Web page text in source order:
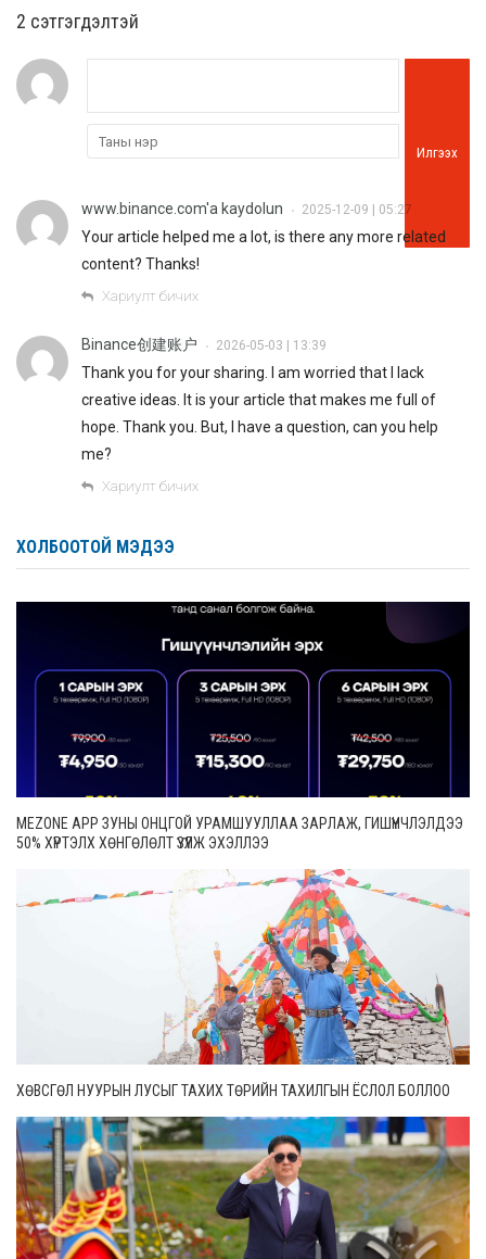
2 cэтгэгдэлтэй
Илгээх
www.binance.com'a kaydolun • 2025-12-09 | 05:27
Your article helped me a lot, is there any more related
content? Thanks!
Хариулт бичих
Binance创建账户 • 2026-05-03 | 13:39
Thank you for your sharing. I am worried that I lack
creative ideas. It is your article that makes me full of
hope. Thank you. But, I have a question, can you help
me?
Хариулт бичих
ХОЛБООТОЙ МЭДЭЭ
MEZONE APP ЗУНЫ ОНЦГОЙ УРАМШУУЛЛАА ЗАРЛАЖ, ГИШҮҮНЧЛЭЛДЭЭ
50% ХҮРТЭЛХ ХӨНГӨЛӨЛТ ҮЗҮҮЛЖ ЭХЭЛЛЭЭ
ХӨВСГӨЛ НУУРЫН ЛУСЫГ ТАХИХ ТӨРИЙН ТАХИЛГЫН ЁСЛОЛ БОЛЛОО